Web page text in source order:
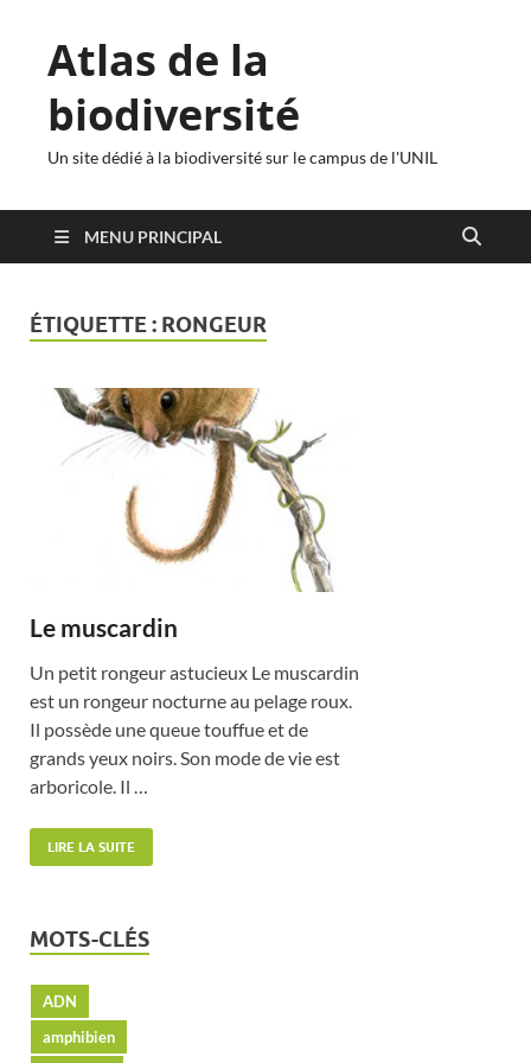
Atlas de la
biodiversité
Un site dédié à la biodiversité sur le campus de l'UNIL
MENU PRINCIPAL
ÉTIQUETTE : RONGEUR
Le muscardin
Un petit rongeur astucieux Le muscardin
est un rongeur nocturne au pelage roux.
Il possède une queue touffue et de
grands yeux noirs. Son mode de vie est
arboricole. Il …
LIRE LA SUITE
MOTS-CLÉS
ADN
amphibien